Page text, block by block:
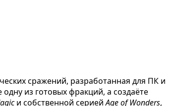
сражений, разработанная для ПК и
из готовых фракций, а создаёте
и собственной сериейAge of Wonders,